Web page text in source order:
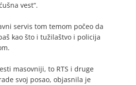
vest“.
servis tom temom počeo da
kao što i tužilaštvo i policija
masovniji, to RTS i druge
svoj posao, objasnila je